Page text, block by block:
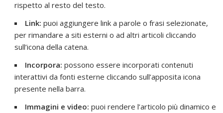
rispetto al resto del testo.
Link: puoi aggiungere link a parole o frasi selezionate,
per rimandare a siti esterni o ad altri articoli cliccando
sull’icona della catena.
Incorpora: possono essere incorporati contenuti
interattivi da fonti esterne cliccando sull’apposita icona
presente nella barra.
Immagini e video: puoi rendere l’articolo più dinamico e